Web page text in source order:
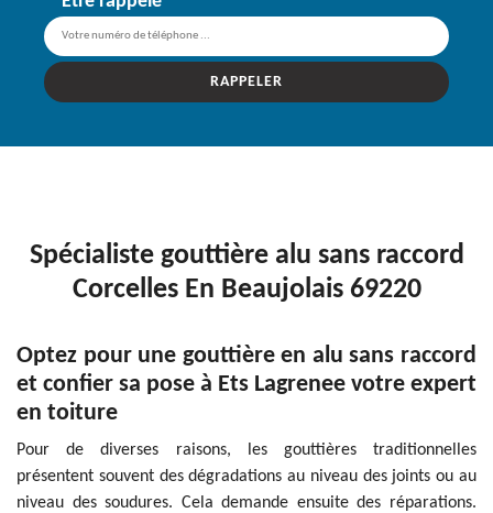
Spécialiste gouttière alu sans raccord
Corcelles En Beaujolais 69220
Optez pour une gouttière en alu sans raccord
et confier sa pose à Ets Lagrenee votre expert
en toiture
Pour de diverses raisons, les gouttières traditionnelles
présentent souvent des dégradations au niveau des joints ou au
niveau des soudures. Cela demande ensuite des réparations.